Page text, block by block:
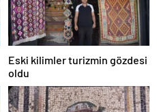
Eski kilimler turizmin gözdesi
oldu